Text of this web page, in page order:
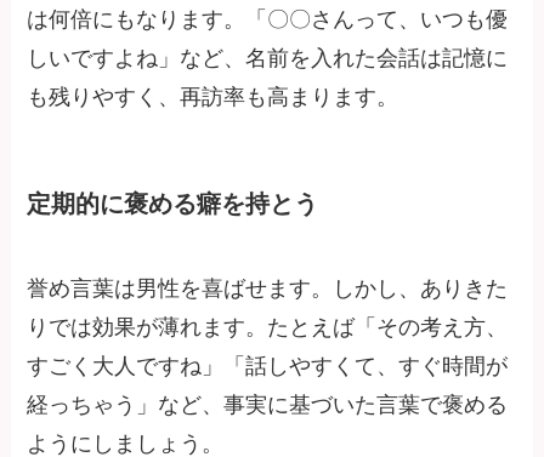
は何倍にもなります。「〇〇さんって、いつも優
しいですよね」など、名前を入れた会話は記憶に
も残りやすく、再訪率も高まります。
定期的に褒める癖を持とう
誉め言葉は男性を喜ばせます。しかし、ありきた
りでは効果が薄れます。たとえば「その考え方、
すごく大人ですね」「話しやすくて、すぐ時間が
経っちゃう」など、事実に基づいた言葉で褒める
ようにしましょう。